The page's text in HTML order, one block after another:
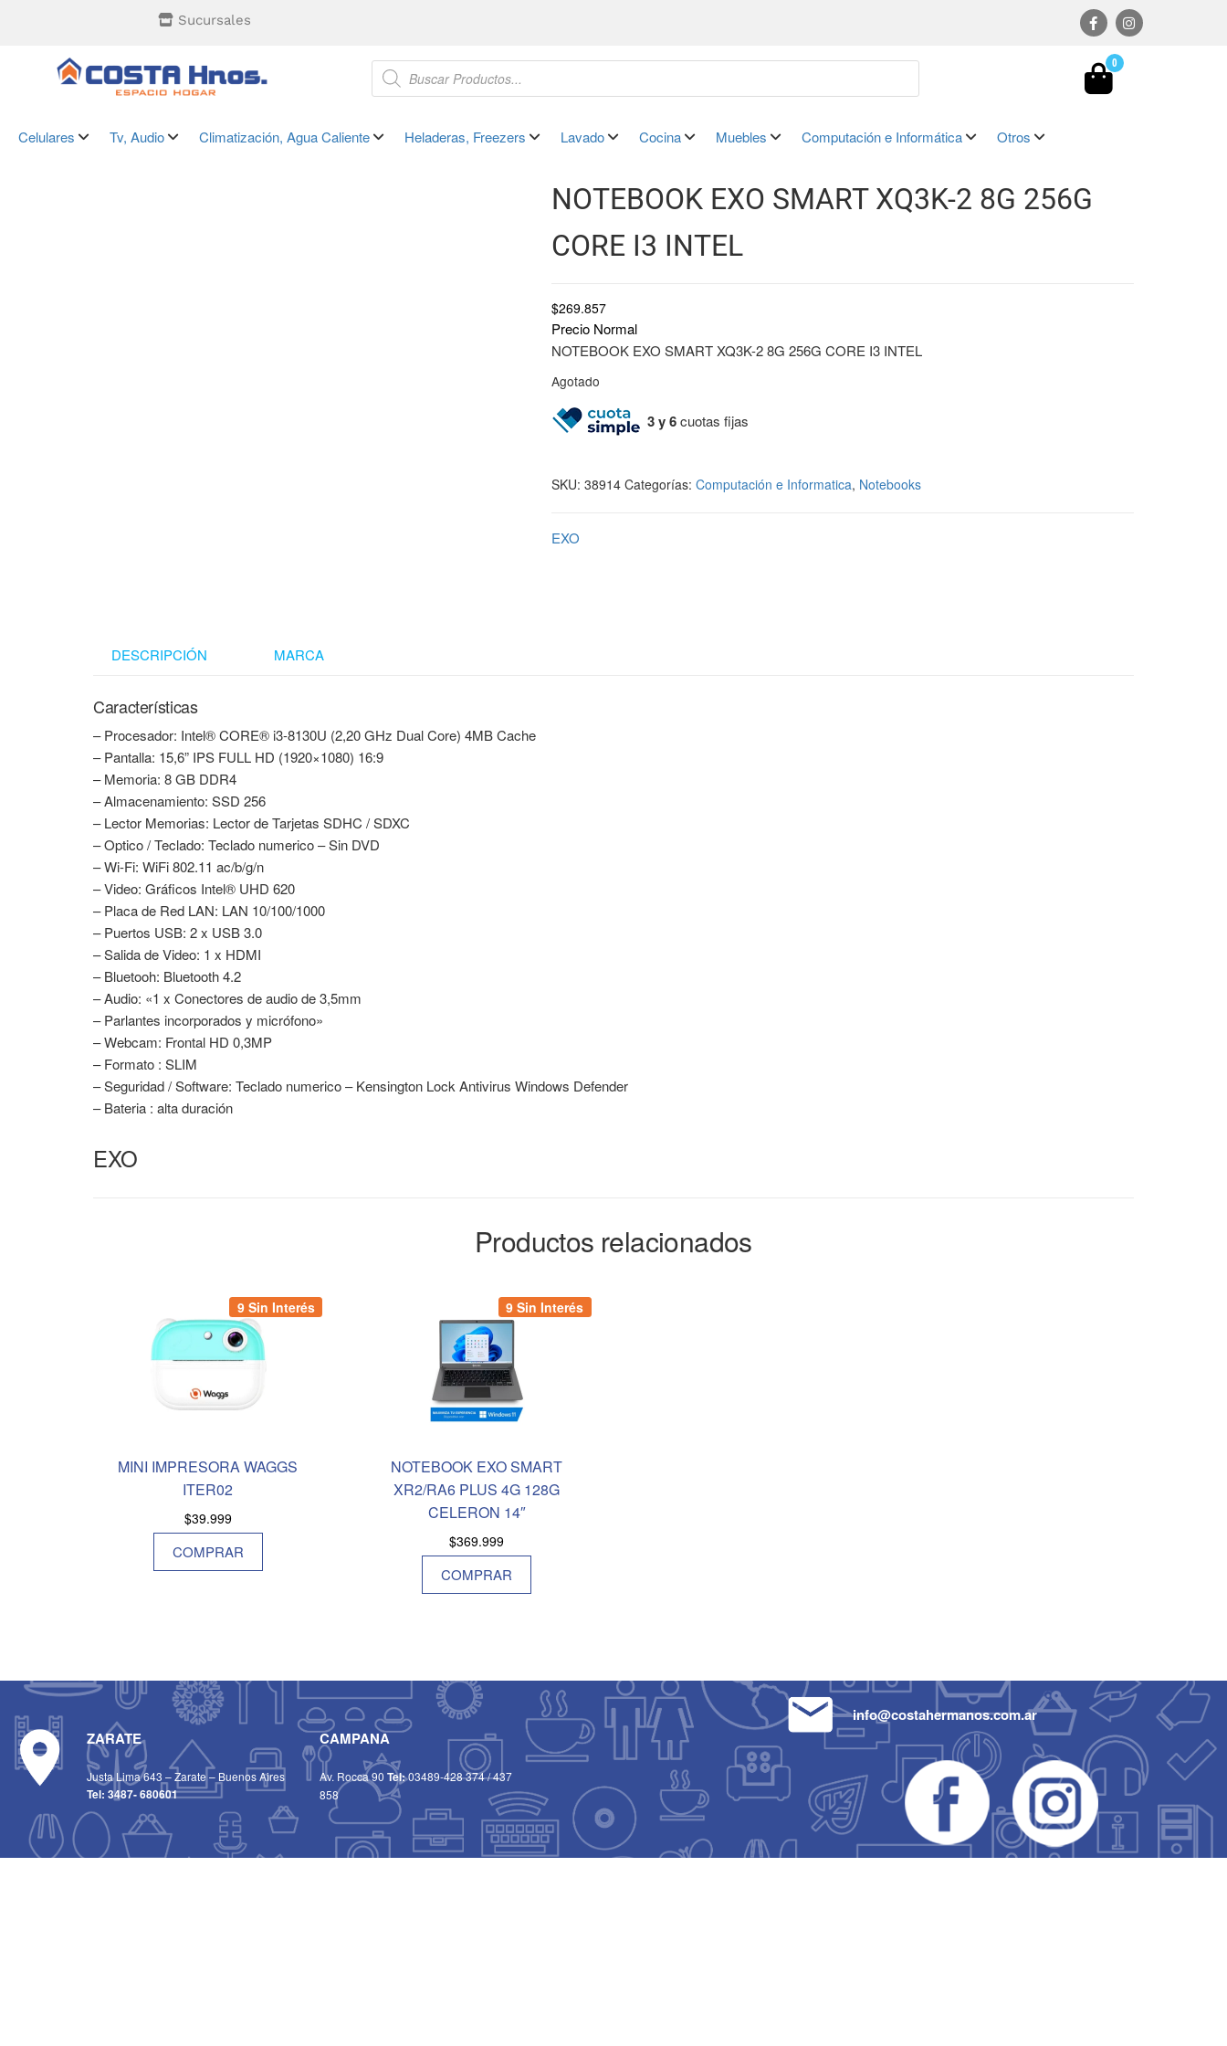
Sucursales
0
Celulares Tv, Audio Climatización, Agua Caliente Heladeras, Freezers Lavado Cocina Muebles Computación e Informática Otros
NOTEBOOK EXO SMART XQ3K-2 8G 256G
CORE I3 INTEL
$269.857
Precio Normal
NOTEBOOK EXO SMART XQ3K-2 8G 256G CORE I3 INTEL
Agotado
3 y 6cuotas fijas
SKU: 38914 Categorías: Computación e Informatica, Notebooks
EXO
DESCRIPCIÓN MARCA
Características
– Procesador: Intel® CORE® i3-8130U (2,20 GHz Dual Core) 4MB Cache
– Pantalla: 15,6” IPS FULL HD (1920×1080) 16:9
– Memoria: 8 GB DDR4
– Almacenamiento: SSD 256
– Lector Memorias: Lector de Tarjetas SDHC / SDXC
– Optico / Teclado: Teclado numerico – Sin DVD
– Wi-Fi: WiFi 802.11 ac/b/g/n
– Video: Gráficos Intel® UHD 620
– Placa de Red LAN: LAN 10/100/1000
– Puertos USB: 2 x USB 3.0
– Salida de Video: 1 x HDMI
– Bluetooh: Bluetooth 4.2
– Audio: «1 x Conectores de audio de 3,5mm
– Parlantes incorporados y micrófono»
– Webcam: Frontal HD 0,3MP
– Formato : SLIM
– Seguridad / Software: Teclado numerico – Kensington Lock Antivirus Windows Defender
– Bateria : alta duración
EXO
Productos relacionados
9 Sin Interés
MINI IMPRESORA WAGGS
ITER02
$39.999
COMPRAR
9 Sin Interés
NOTEBOOK EXO SMART
XR2/RA6 PLUS 4G 128G
CELERON 14″
$369.999
COMPRAR
ZARATE
Justa Lima 643 – Zarate – Buenos Aires
Tel: 3487- 680601
CAMPANA
Av. Rocca 90Tel:03489-428 374/437
858
info@costahermanos.com.ar